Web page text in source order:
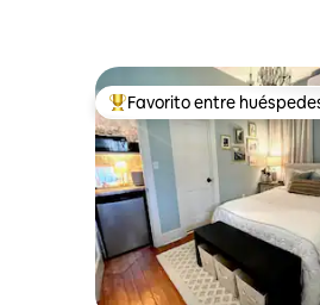
De los mejores en Favorito
Favorito entre